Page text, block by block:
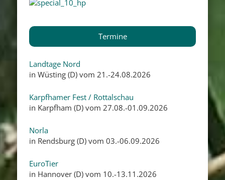
Termine
Landtage Nord
in Wüsting (D) vom 21.-24.08.2026
Karpfhamer Fest / Rottalschau
in Karpfham (D) vom 27.08.-01.09.2026
Norla
in Rendsburg (D) vom 03.-06.09.2026
EuroTier
in Hannover (D) vom 10.-13.11.2026